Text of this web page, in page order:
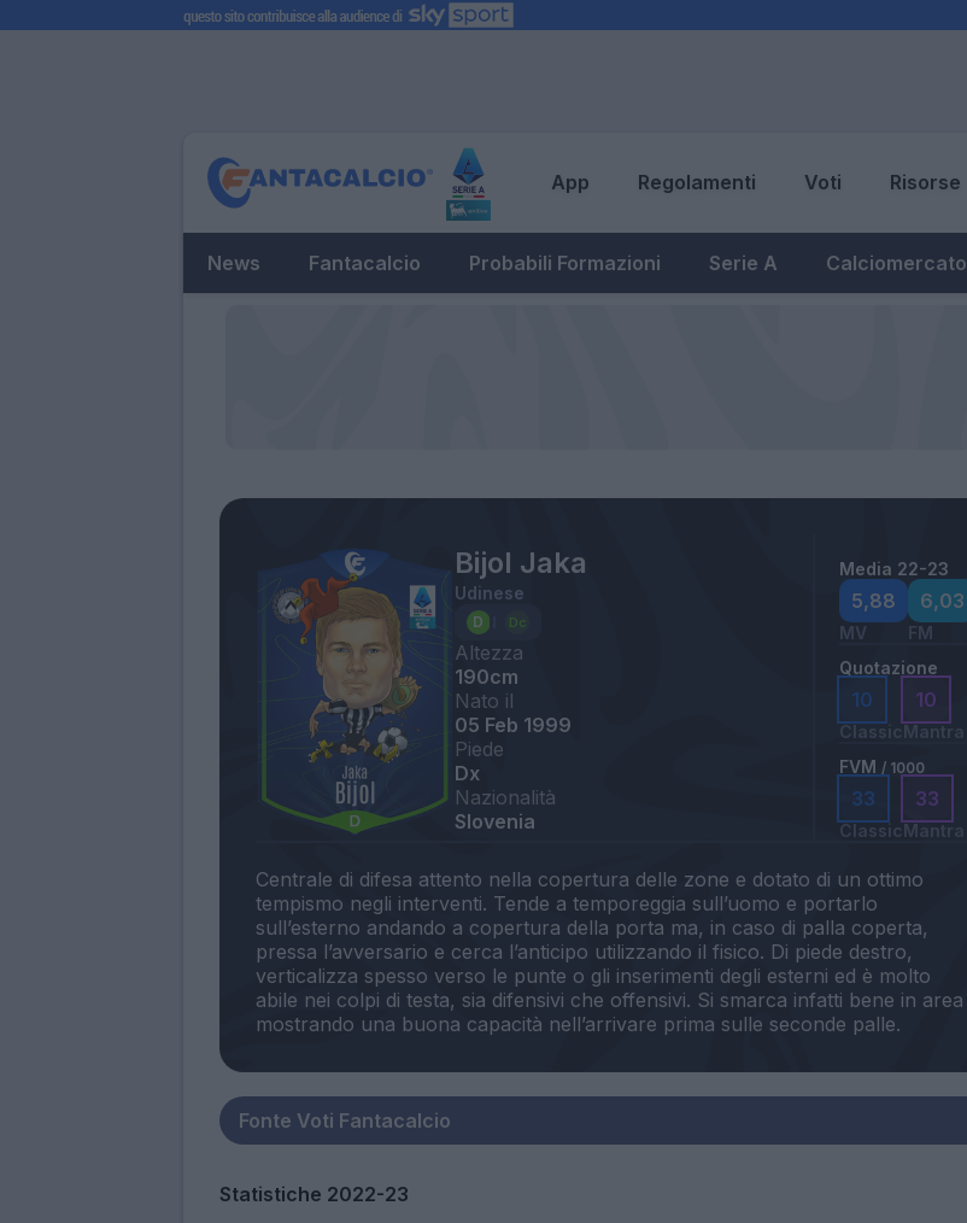
App Regolamenti Voti Risorse
News Fantacalcio Probabili Formazioni Serie A Calciomercato
Bijol Jaka
Udinese
Altezza
190cm
Nato il
05 Feb 1999
Piede
Dx
Nazionalità
Slovenia
Media 22-23
5,88
MV
6,03
FM
Quotazione
10
Classic
10
Mantra
FVM / 1000
33
Classic
33
Mantra
Centrale di difesa attento nella copertura delle zone e dotato di un ottimo
tempismo negli interventi. Tende a temporeggia sull’uomo e portarlo
sull’esterno andando a copertura della porta ma, in caso di palla coperta,
pressa l’avversario e cerca l’anticipo utilizzando il fisico. Di piede destro,
verticalizza spesso verso le punte o gli inserimenti degli esterni ed è molto
abile nei colpi di testa, sia difensivi che offensivi. Si smarca infatti bene in area
Statistiche 2022-23